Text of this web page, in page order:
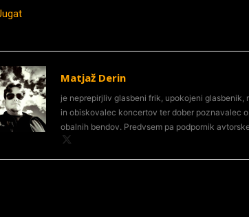
Matjaž Derin
je neprepirjliv glasbeni frik, upokojeni
in obiskovalec koncertov ter dober poznavalec
obalnih bendov. Predvsem pa podpornik